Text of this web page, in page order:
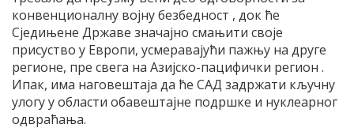
конвенционалну војну безбедност , док ће
Сједињене Државе значајно смањити своје
присуство у Европи, усмеравајући пажњу на друге
регионе, пре свега на Азијско-пацифички регион .
Ипак, има наговештаја да ће САД задржати кључну
улогу у области обавештајне подршке и нуклеарног
одвраћања.